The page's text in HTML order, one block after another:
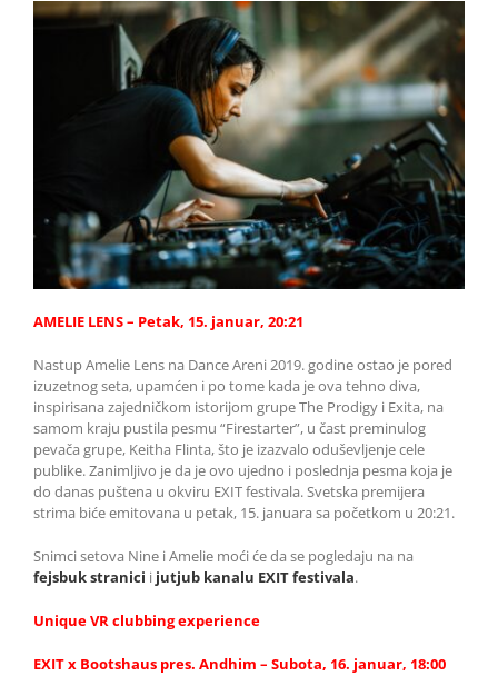
AMELIE LENS – Petak, 15. januar, 20:21
Nastup Amelie Lens na Dance Areni 2019. godine ostao je pored
izuzetnog seta, upamćen i po tome kada je ova tehno diva,
inspirisana zajedničkom istorijom grupe The Prodigy i Exita, na
samom kraju pustila pesmu “Firestarter”, u čast preminulog
pevača grupe, Keitha Flinta, što je izazvalo oduševljenje cele
publike. Zanimljivo je da je ovo ujedno i poslednja pesma koja je
do danas puštena u okviru EXIT festivala. Svetska premijera
strima biće emitovana u petak, 15. januara sa početkom u 20:21.
Snimci setova Nine i Amelie moći će da se pogledaju na na
fejsbuk stranici i jutjub kanalu EXIT festivala.
Unique VR clubbing experience
EXIT x Bootshaus pres. Andhim – Subota, 16. januar, 18:00